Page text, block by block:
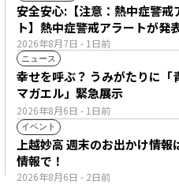
2026年8月7日 - 1日前
安全安心:【注意：熱中症警戒
ト】熱中症警戒アラートが発
います。
ニュース
2026年8月6日 - 1日前
幸せを呼ぶ？ うみがたりに「
マガエル」緊急展示
イベント
2026年8月6日 - 2日前
上越妙高 週末のお出かけ情報
情報で！